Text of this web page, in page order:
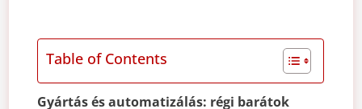
Table of Contents
Gyártás és automatizálás: régi barátok